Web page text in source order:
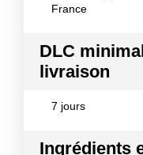
France
DLC
livraison
7 jours
Ingrédients